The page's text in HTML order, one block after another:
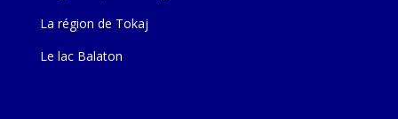
La région de Tokaj
Le lac Balaton